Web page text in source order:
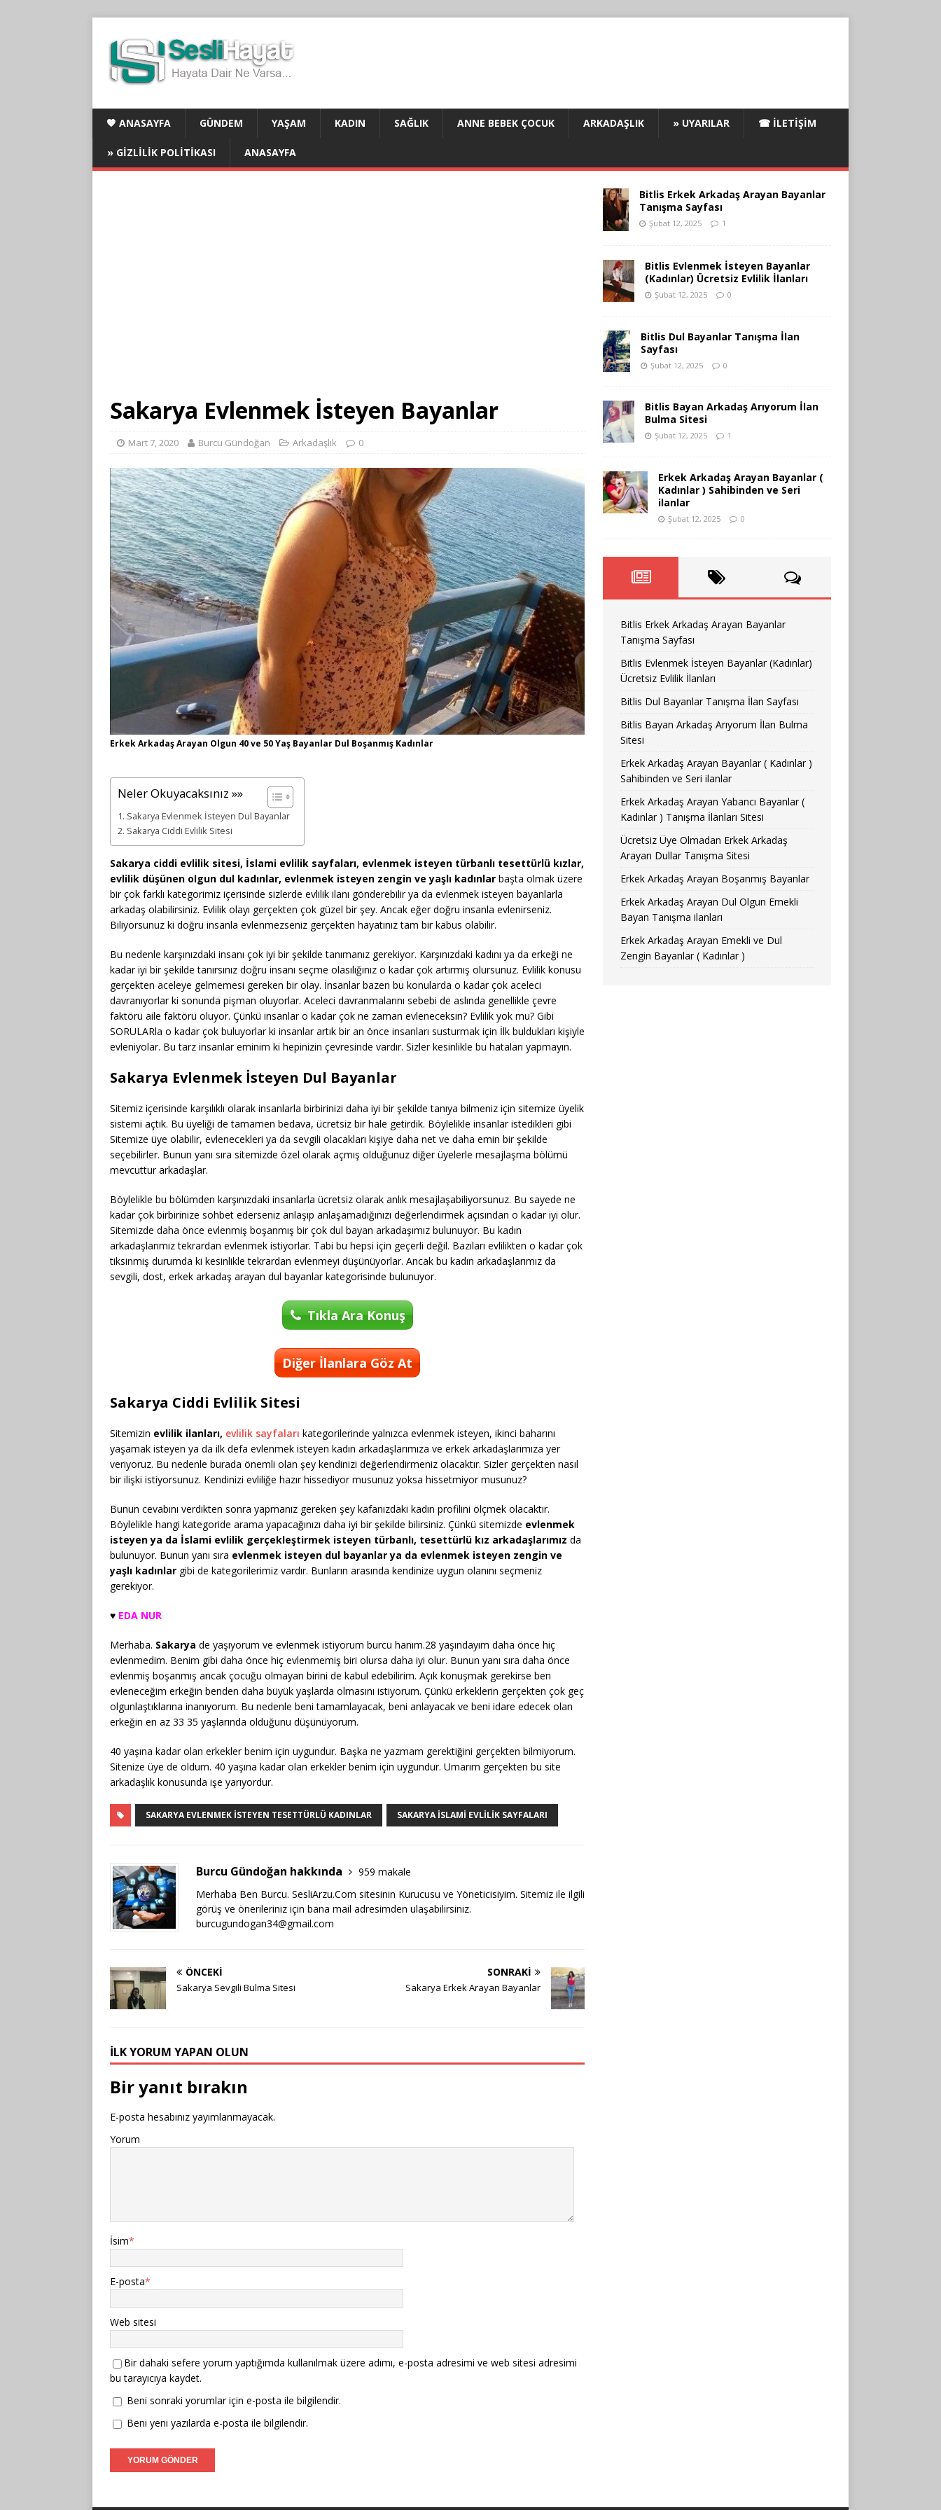
🧡 ANASAYFA GÜNDEM YAŞAM KADIN SAĞLIK ANNE BEBEK ÇOCUK ARKADAŞLIK » UYARILAR ☎ İLETIŞIM
» GIZLILIK POLITIKASI ANASAYFA
Sakarya Evlenmek İsteyen Bayanlar
Mart 7, 2020 Burcu Gündoğan Arkadaşlık 0
Erkek Arkadaş Arayan Olgun 40 ve 50 Yaş Bayanlar Dul Boşanmış Kadınlar
Neler Okuyacaksınız »»
Sakarya Evlenmek İsteyen Dul Bayanlar
Sakarya Ciddi Evlilik Sitesi
Sakarya ciddi evlilik sitesi, İslami evlilik sayfaları, evlenmek isteyen türbanlı tesettürlü kızlar,
evlilik düşünen olgun dul kadınlar, evlenmek isteyen zengin ve yaşlı kadınlar başta olmak üzere
bir çok farklı kategorimiz içerisinde sizlerde evlilik ilanı gönderebilir ya da evlenmek isteyen bayanlarla
arkadaş olabilirsiniz. Evlilik olayı gerçekten çok güzel bir şey. Ancak eğer doğru insanla evlenirseniz.
Biliyorsunuz ki doğru insanla evlenmezseniz gerçekten hayatınız tam bir kabus olabilir.
Bu nedenle karşınızdaki insanı çok iyi bir şekilde tanımanız gerekiyor. Karşınızdaki kadını ya da erkeği ne
kadar iyi bir şekilde tanırsınız doğru insanı seçme olasılığınız o kadar çok artırmış olursunuz. Evlilik konusu
gerçekten aceleye gelmemesi gereken bir olay. İnsanlar bazen bu konularda o kadar çok aceleci
davranıyorlar ki sonunda pişman oluyorlar. Aceleci davranmalarını sebebi de aslında genellikle çevre
faktörü aile faktörü oluyor. Çünkü insanlar o kadar çok ne zaman evleneceksin? Evlilik yok mu? Gibi
SORULARla o kadar çok buluyorlar ki insanlar artık bir an önce insanları susturmak için İlk buldukları kişiyle
evleniyolar. Bu tarz insanlar eminim ki hepinizin çevresinde vardır. Sizler kesinlikle bu hataları yapmayın.
Sakarya Evlenmek İsteyen Dul Bayanlar
Sitemiz içerisinde karşılıklı olarak insanlarla birbirinizi daha iyi bir şekilde tanıya bilmeniz için sitemize üyelik
sistemi açtık. Bu üyeliği de tamamen bedava, ücretsiz bir hale getirdik. Böylelikle insanlar istedikleri gibi
Sitemize üye olabilir, evlenecekleri ya da sevgili olacakları kişiye daha net ve daha emin bir şekilde
seçebilirler. Bunun yanı sıra sitemizde özel olarak açmış olduğunuz diğer üyelerle mesajlaşma bölümü
mevcuttur arkadaşlar.
Böylelikle bu bölümden karşınızdaki insanlarla ücretsiz olarak anlık mesajlaşabiliyorsunuz. Bu sayede ne
kadar çok birbirinize sohbet ederseniz anlaşıp anlaşamadığınızı değerlendirmek açısından o kadar iyi olur.
Sitemizde daha önce evlenmiş boşanmış bir çok dul bayan arkadaşımız bulunuyor. Bu kadın
arkadaşlarımız tekrardan evlenmek istiyorlar. Tabi bu hepsi için geçerli değil. Bazıları evlilikten o kadar çok
tiksinmiş durumda ki kesinlikle tekrardan evlenmeyi düşünüyorlar. Ancak bu kadın arkadaşlarımız da
sevgili, dost, erkek arkadaş arayan dul bayanlar kategorisinde bulunuyor.
Tıkla Ara Konuş
Diğer İlanlara Göz At
Sakarya Ciddi Evlilik Sitesi
Sitemizin evlilik ilanları, evlilik sayfaları kategorilerinde yalnızca evlenmek isteyen, ikinci baharını
yaşamak isteyen ya da ilk defa evlenmek isteyen kadın arkadaşlarımıza ve erkek arkadaşlarımıza yer
veriyoruz. Bu nedenle burada önemli olan şey kendinizi değerlendirmeniz olacaktır. Sizler gerçekten nasıl
bir ilişki istiyorsunuz. Kendinizi evliliğe hazır hissediyor musunuz yoksa hissetmiyor musunuz?
Bunun cevabını verdikten sonra yapmanız gereken şey kafanızdaki kadın profilini ölçmek olacaktır.
Böylelikle hangi kategoride arama yapacağınızı daha iyi bir şekilde bilirsiniz. Çünkü sitemizde evlenmek
isteyen ya da İslami evlilik gerçekleştirmek isteyen türbanlı, tesettürlü kız arkadaşlarımız da
bulunuyor. Bunun yanı sıra evlenmek isteyen dul bayanlar ya da evlenmek isteyen zengin ve
yaşlı kadınlar gibi de kategorilerimiz vardır. Bunların arasında kendinize uygun olanını seçmeniz
gerekiyor.
♥️ EDA NUR
Merhaba. Sakarya de yaşıyorum ve evlenmek istiyorum burcu hanım.28 yaşındayım daha önce hiç
evlenmedim. Benim gibi daha önce hiç evlenmemiş biri olursa daha iyi olur. Bunun yanı sıra daha önce
evlenmiş boşanmış ancak çocuğu olmayan birini de kabul edebilirim. Açık konuşmak gerekirse ben
evleneceğim erkeğin benden daha büyük yaşlarda olmasını istiyorum. Çünkü erkeklerin gerçekten çok geç
olgunlaştıklarına inanıyorum. Bu nedenle beni tamamlayacak, beni anlayacak ve beni idare edecek olan
erkeğin en az 33 35 yaşlarında olduğunu düşünüyorum.
40 yaşına kadar olan erkekler benim için uygundur. Başka ne yazmam gerektiğini gerçekten bilmiyorum.
Sitenize üye de oldum. 40 yaşına kadar olan erkekler benim için uygundur. Umarım gerçekten bu site
arkadaşlık konusunda işe yarıyordur.
SAKARYA EVLENMEK İSTEYEN TESETTÜRLÜ KADINLAR SAKARYA İSLAMI EVLILIK SAYFALARI
Burcu Gündoğan hakkında
959 makale
Merhaba Ben Burcu. SesliArzu.Com sitesinin Kurucusu ve Yöneticisiyim. Sitemiz ile ilgili
görüş ve önerileriniz için bana mail adresimden ulaşabilirsiniz.
burcugundogan34@gmail.com
ÖNCEKI
Sakarya Sevgili Bulma Sitesi
SONRAKI
Sakarya Erkek Arayan Bayanlar
İLK YORUM YAPAN OLUN
Bir yanıt bırakın
E-posta hesabınız yayımlanmayacak.
Yorum
İsim*
E-posta*
Web sitesi
Bir dahaki sefere yorum yaptığımda kullanılmak üzere adımı, e-posta adresimi ve web sitesi adresimi
bu tarayıcıya kaydet.
Beni sonraki yorumlar için e-posta ile bilgilendir.
Beni yeni yazılarda e-posta ile bilgilendir.
Bitlis Erkek Arkadaş Arayan Bayanlar
Tanışma Sayfası
Şubat 12, 2025 1
Bitlis Evlenmek İsteyen Bayanlar
(Kadınlar) Ücretsiz Evlilik İlanları
Şubat 12, 2025 0
Bitlis Dul Bayanlar Tanışma İlan
Sayfası
Şubat 12, 2025 0
Bitlis Bayan Arkadaş Arıyorum İlan
Bulma Sitesi
Şubat 12, 2025 1
Erkek Arkadaş Arayan Bayanlar (
Kadınlar ) Sahibinden ve Seri
ilanlar
Şubat 12, 2025 0
Bitlis Erkek Arkadaş Arayan Bayanlar
Tanışma Sayfası
Bitlis Evlenmek İsteyen Bayanlar (Kadınlar)
Ücretsiz Evlilik İlanları
Bitlis Dul Bayanlar Tanışma İlan Sayfası
Bitlis Bayan Arkadaş Arıyorum İlan Bulma
Sitesi
Erkek Arkadaş Arayan Bayanlar ( Kadınlar )
Sahibinden ve Seri ilanlar
Erkek Arkadaş Arayan Yabancı Bayanlar (
Kadınlar ) Tanışma İlanları Sitesi
Ücretsiz Üye Olmadan Erkek Arkadaş
Arayan Dullar Tanışma Sitesi
Erkek Arkadaş Arayan Boşanmış Bayanlar
Erkek Arkadaş Arayan Dul Olgun Emekli
Bayan Tanışma ilanları
Erkek Arkadaş Arayan Emekli ve Dul
Zengin Bayanlar ( Kadınlar )